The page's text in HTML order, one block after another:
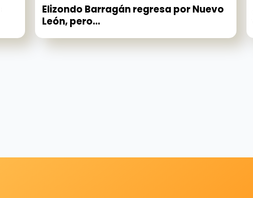
Elizondo Barragán regresa por Nuevo
León, pero...